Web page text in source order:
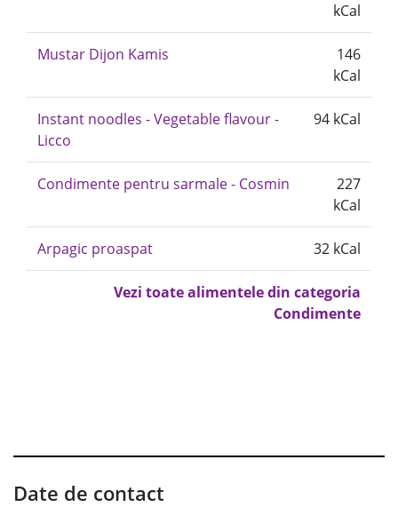
kCal
Mustar Dijon Kamis
146
kCal
Instant noodles - Vegetable flavour -
Licco
94 kCal
Condimente pentru sarmale - Cosmin
227
kCal
Arpagic proaspat 32 kCal
Vezi toate alimentele din categoria
Condimente
Date de contact